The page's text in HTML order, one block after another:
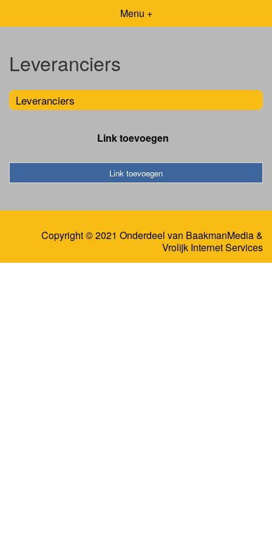
Menu +
Leveranciers
Leveranciers
Link toevoegen
Link toevoegen
Copyright © 2021 Onderdeel van BaakmanMedia&
Vrolijk Internet Services